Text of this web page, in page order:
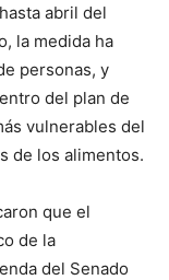
abril del
la medida ha
personas, y
del plan de
vulnerables del
de los alimentos.
que el
de la
del Senado